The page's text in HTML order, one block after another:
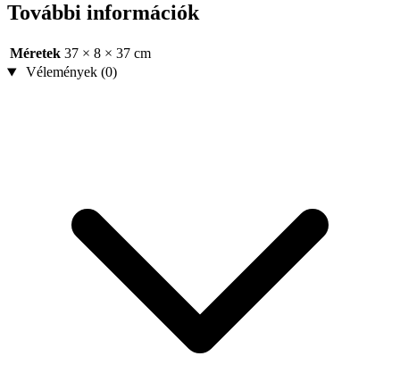
További információk
Méretek 37 × 8 × 37 cm
Vélemények (0)